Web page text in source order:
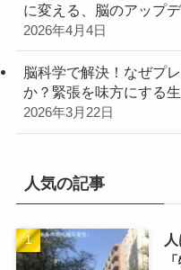
に変える、脳のアップ
2026年4月4日
脳科学で解決！なぜプ
か？緊張を味方にする
2026年3月22日
人気の記事